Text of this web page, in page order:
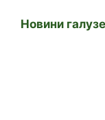
Новини